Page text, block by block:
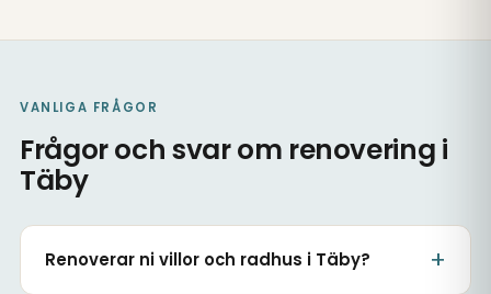
VANLIGA FRÅGOR
Frågor och svar om renovering i
Täby
Renoverar ni villor och radhus i Täby?